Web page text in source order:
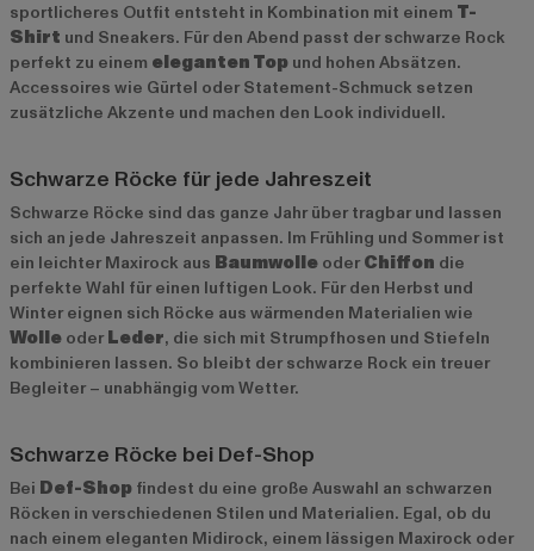
sportlicheres Outfit entsteht in Kombination mit einem T-
Shirt und Sneakers. Für den Abend passt der schwarze Rock
perfekt zu einem eleganten Top und hohen Absätzen.
Accessoires wie Gürtel oder Statement-Schmuck setzen
zusätzliche Akzente und machen den Look individuell.
Schwarze Röcke für jede Jahreszeit
Schwarze Röcke sind das ganze Jahr über tragbar und lassen
sich an jede Jahreszeit anpassen. Im Frühling und Sommer ist
ein leichter Maxirock aus Baumwolle oder Chiffon die
perfekte Wahl für einen luftigen Look. Für den Herbst und
Winter eignen sich Röcke aus wärmenden Materialien wie
Wolle oder Leder, die sich mit Strumpfhosen und Stiefeln
kombinieren lassen. So bleibt der schwarze Rock ein treuer
Begleiter – unabhängig vom Wetter.
Schwarze Röcke bei Def-Shop
Bei Def-Shop findest du eine große Auswahl an schwarzen
Röcken in verschiedenen Stilen und Materialien. Egal, ob du
nach einem eleganten Midirock, einem lässigen Maxirock oder